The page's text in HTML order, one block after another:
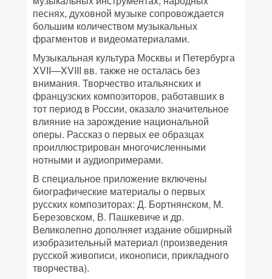
песнях, духовной музыке сопровождается
большим количеством музыкальных
фрагментов и видеоматериалами.
Музыкальная культура Москвы и Петербурга
XVII—XVIII вв. также не осталась без
внимания. Творчество итальянских и
французских композиторов, работавших в
тот период в России, оказало значительное
влияние на зарождение национальной
оперы. Рассказ о первых ее образцах
проиллюстрирован многочисленными
нотными и аудиопримерами.
В специальное приложение включены
биографические материалы о первых
русских композиторах: Д. Бортнянском, М.
Березовском, В. Пашкевиче и др.
Великолепно дополняет издание обширный
изобразительный материал (произведения
русской живописи, иконописи, прикладного
творчества).